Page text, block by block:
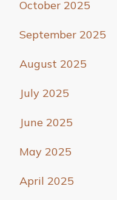
October 2025
September 2025
August 2025
July 2025
June 2025
May 2025
April 2025